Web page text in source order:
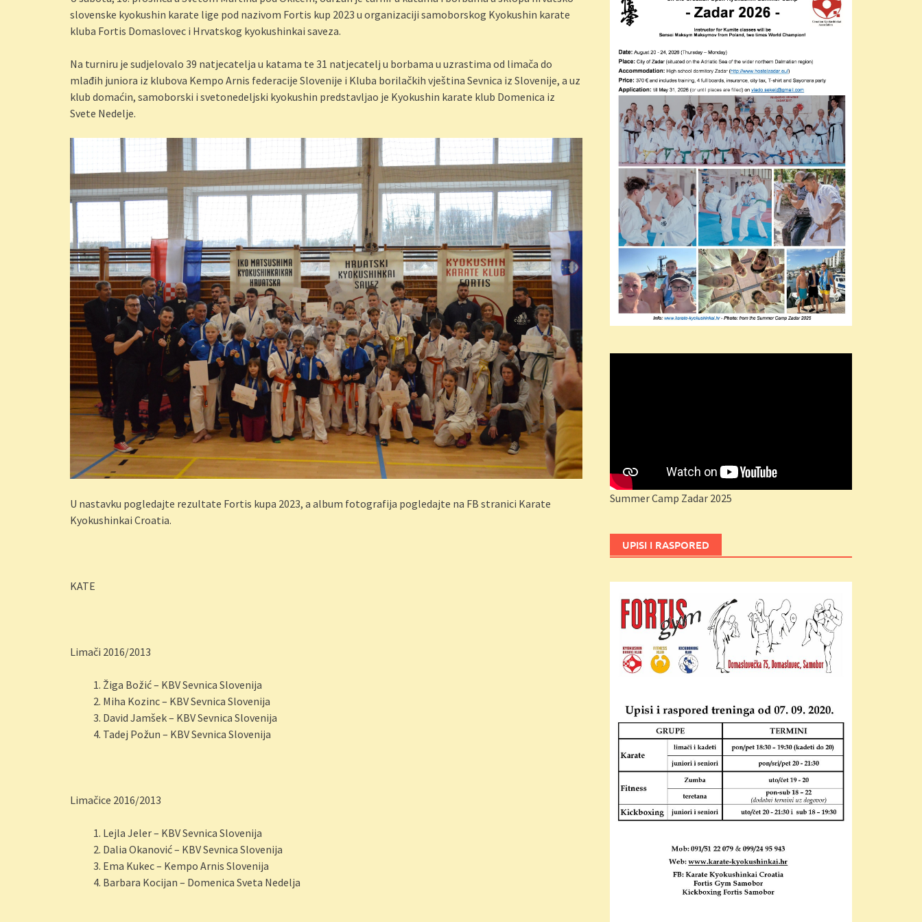
slovenske kyokushin karate lige pod nazivom Fortis kup 2023 u organizaciji samoborskog Kyokushin karate
kluba Fortis Domaslovec i Hrvatskog kyokushinkai saveza.
Na turniru je sudjelovalo 39 natjecatelja u katama te 31 natjecatelj u borbama u uzrastima od limača do
mlađih juniora iz klubova Kempo Arnis federacije Slovenije i Kluba borilačkih vještina Sevnica iz Slovenije, a uz
klub domaćin, samoborski i svetonedeljski kyokushin predstavljao je Kyokushin karate klub Domenica iz
Svete Nedelje.
U nastavku pogledajte rezultate Fortis kupa 2023, a album fotografija pogledajte na FB stranici Karate
Kyokushinkai Croatia.
KATE
Limači 2016/2013
Žiga Božić – KBV Sevnica Slovenija
Miha Kozinc – KBV Sevnica Slovenija
David Jamšek – KBV Sevnica Slovenija
Tadej Požun – KBV Sevnica Slovenija
Limačice 2016/2013
Lejla Jeler – KBV Sevnica Slovenija
Dalia Okanović – KBV Sevnica Slovenija
Ema Kukec – Kempo Arnis Slovenija
Barbara Kocijan – Domenica Sveta Nedelja
Summer Camp Zadar 2025
UPISI I RASPORED